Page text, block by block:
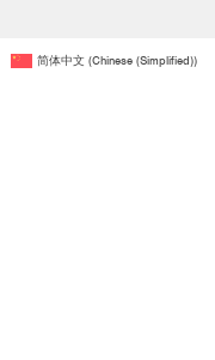
简体中文(Chinese (Simplified))